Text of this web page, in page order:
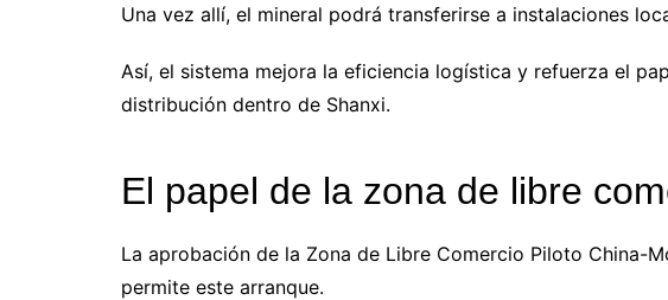
Una vez allí, el mineral podrá transferirse a instalaciones
Así, el sistema mejora la eficiencia logística y refuerza el
distribución dentro de Shanxi.
El papel de la zona de libre
La aprobación de la Zona de Libre Comercio Piloto China-
permite este arranque.